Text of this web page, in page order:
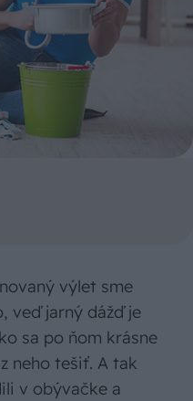
výlet sme
veď jarný dážď je
sa po ňom krásne
neho tešiť. A tak
v obývačke a